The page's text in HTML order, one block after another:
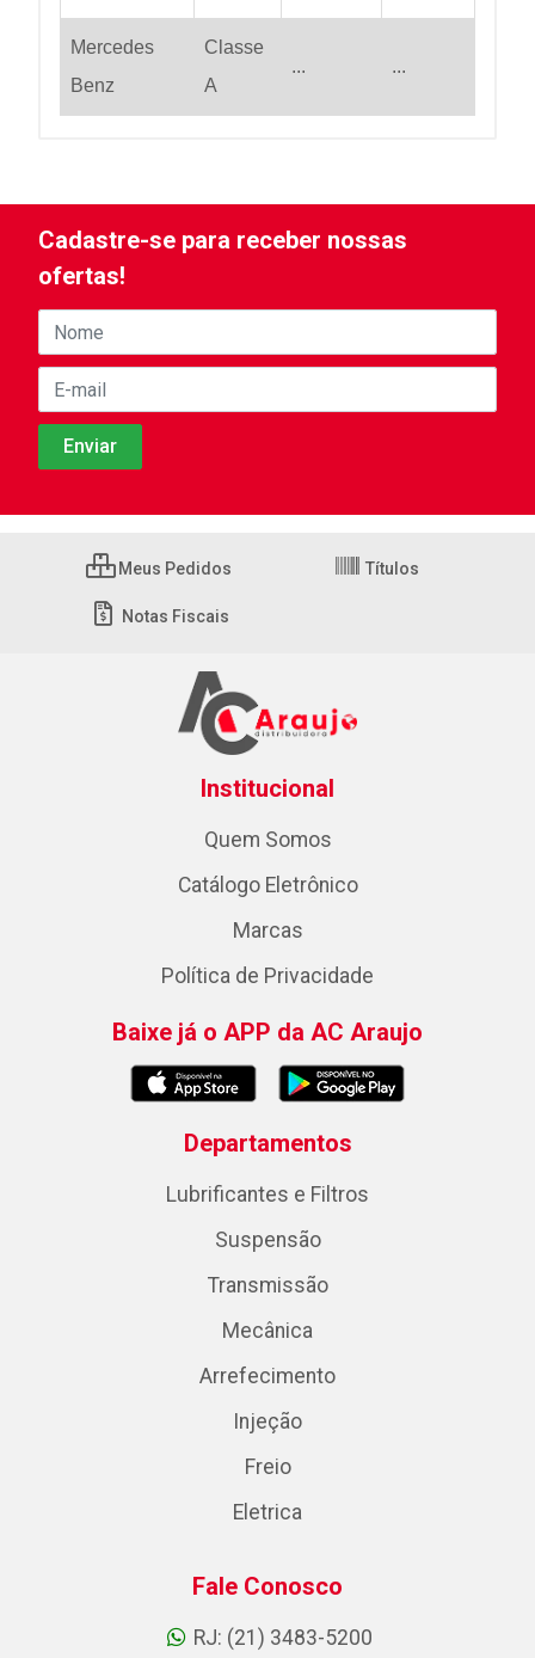
Mercedes
Benz
Classe
A
... ...
Cadastre-se para receber nossas
ofertas!
Meus Pedidos Títulos
Notas Fiscais
Institucional
Quem Somos
Catálogo Eletrônico
Marcas
Política de Privacidade
Baixe já o APP da AC Araujo
Departamentos
Lubrificantes e Filtros
Suspensão
Transmissão
Mecânica
Arrefecimento
Injeção
Freio
Eletrica
Fale Conosco
RJ: (21) 3483-5200